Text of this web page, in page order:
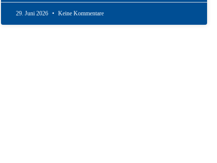
29. Juni 2026 Keine Kommentare